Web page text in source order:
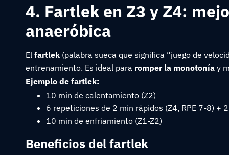
4. Fartlek en Z3 y Z4:
anaeróbica
El fartlek (palabra sueca que significa “juego de
entrenamiento. Es ideal para romper la monotonía y
Ejemplo de fartlek:
10 min de calentamiento (Z2)
6 repeticiones de 2 min rápidos (Z4, RPE 7-8) +
10 min de enfriamiento (Z1-Z2)
Beneficios del fartlek